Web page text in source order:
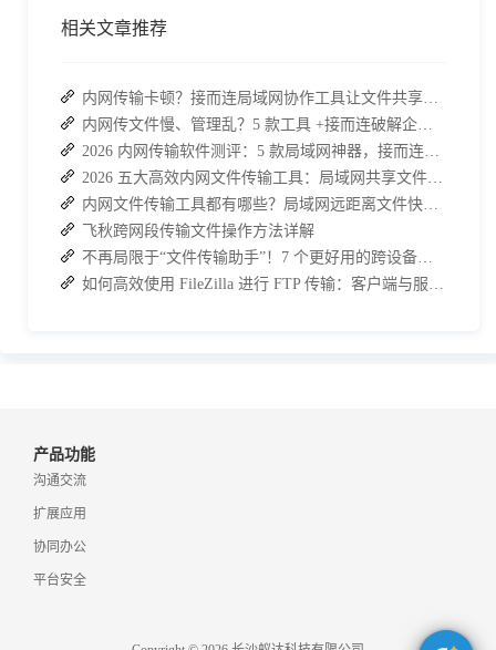
相关文章推荐
内网传输卡顿？接而连局域网协作工具让文件共享效率升级
内网传文件慢、管理乱？5 款工具 +接而连破解企业办公传输困局
2026 内网传输软件测评：5 款局域网神器，接而连凭实力 C 位出道
2026 五大高效内网文件传输工具：局域网共享文件的最佳解决方案
内网文件传输工具都有哪些？局域网远距离文件快速传输神器
飞秋跨网段传输文件操作方法详解
不再局限于“文件传输助手”！7 个更好用的跨设备传输 App 推荐！
如何高效使用 FileZilla 进行 FTP 传输：客户端与服务端的安装及使用指南
产品功能
沟通交流
扩展应用
协同办公
平台安全